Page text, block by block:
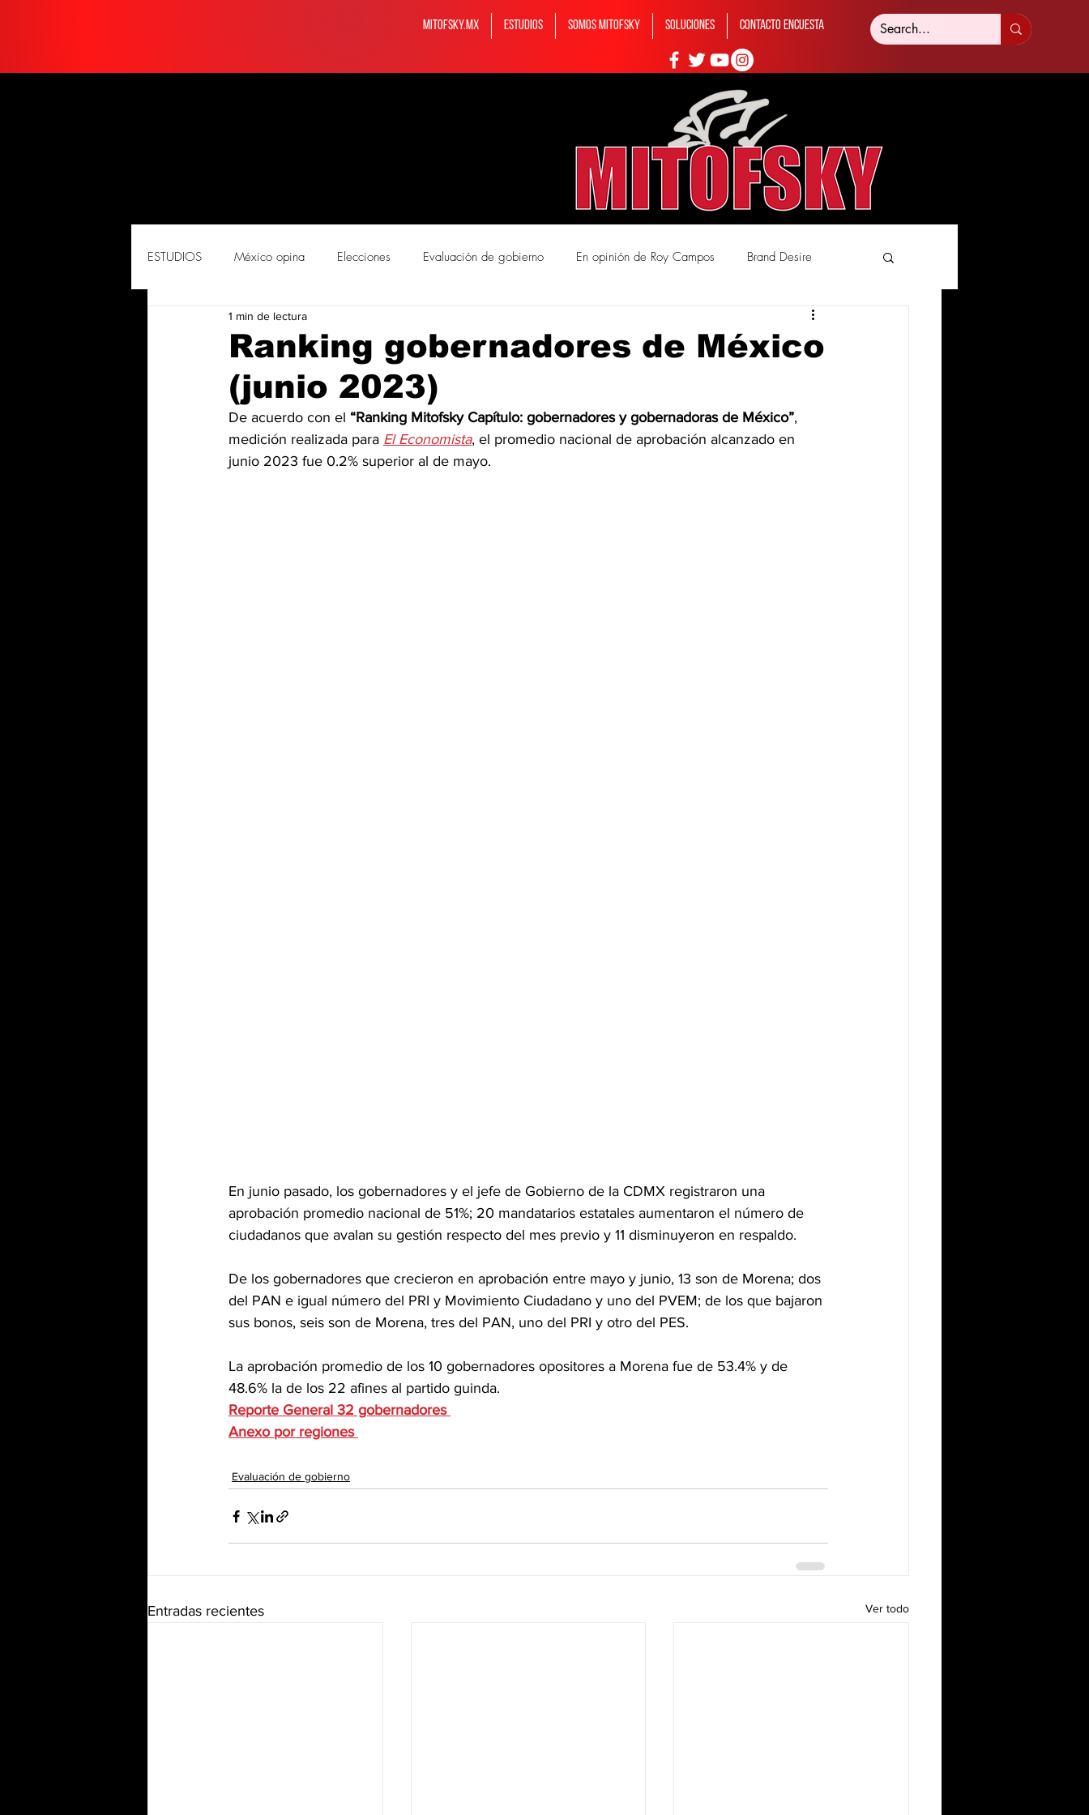
MITOFSKY.MX ESTUDIOS Somos MITOFSKY Soluciones Contacto Encuesta
ESTUDIOS México opina Elecciones Evaluación de gobierno En opinión de Roy Campos Brand Desire
PORTADA Soluciones
Ranking gobernadores de México
(junio 2023)
1 min de lectura
De acuerdo con el “Ranking Mitofsky Capítulo: gobernadores y gobernadoras de México”,
medición realizada para El Economista, el promedio nacional de aprobación alcanzado en
junio 2023 fue 0.2% superior al de mayo.
En junio pasado, los gobernadores y el jefe de Gobierno de la CDMX registraron una
aprobación promedio nacional de 51%; 20 mandatarios estatales aumentaron el número de
ciudadanos que avalan su gestión respecto del mes previo y 11 disminuyeron en respaldo.
De los gobernadores que crecieron en aprobación entre mayo y junio, 13 son de Morena; dos
del PAN e igual número del PRI y Movimiento Ciudadano y uno del PVEM; de los que bajaron
sus bonos, seis son de Morena, tres del PAN, uno del PRI y otro del PES.
La aprobación promedio de los 10 gobernadores opositores a Morena fue de 53.4% y de
48.6% la de los 22 afines al partido guinda.
Reporte General 32 gobernadores
Anexo por regiones
Evaluación de gobierno
Entradas recientes Ver todo